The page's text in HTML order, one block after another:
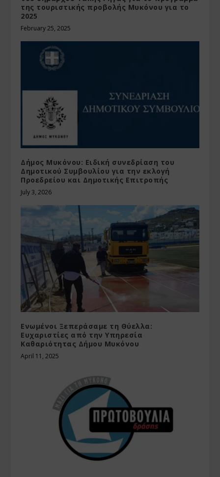
της τουριστικής προβολής Μυκόνου για το
2025
February 25, 2025
Δήμος Μυκόνου: Ειδική συνεδρίαση του
Δημοτικού Συμβουλίου για την εκλογή
Προεδρείου και Δημοτικής Επιτροπής
July 3, 2026
Ενωμένοι Ξεπεράσαμε τη Θύελλα:
Ευχαριστίες από την Υπηρεσία
Καθαριότητας Δήμου Μυκόνου
April 11, 2025